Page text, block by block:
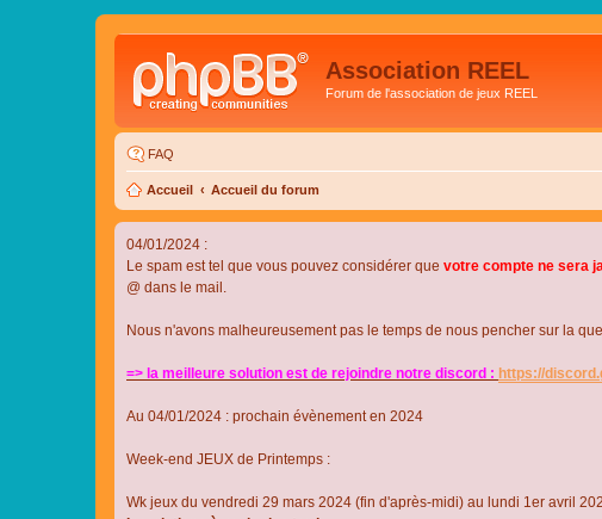
Association REEL
Forum de l'association de jeux REEL
FAQ
Accueil Accueil du forum
04/01/2024 :
Le spam est tel que vous pouvez considérer que votre compte ne sera
@ dans le mail.
Nous n'avons malheureusement pas le temps de nous pencher sur la
=> la meilleure solution est de rejoindre notre discord : https://
Au 04/01/2024 : prochain évènement en 2024
Week-end JEUX de Printemps :
Wk jeux du vendredi 29 mars 2024 (fin d'après-midi) au lundi 1er avril